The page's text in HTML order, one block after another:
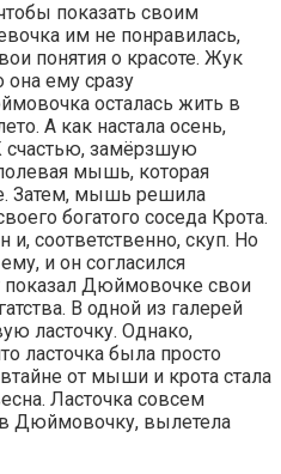
показать своим
им не понравилась,
понятия о красоте. Жук
она ему сразу
осталась жить в
А как настала осень,
счастью, замёрзшую
мышь, которая
Затем, мышь решила
богатого соседа Крота.
и, соответственно, скуп. Но
и он согласился
показал Дюймовочке свои
В одной из галерей
ласточку. Однако,
ласточка была просто
от мыши и крота стала
Ласточка совсем
Дюймовочку, вылетела